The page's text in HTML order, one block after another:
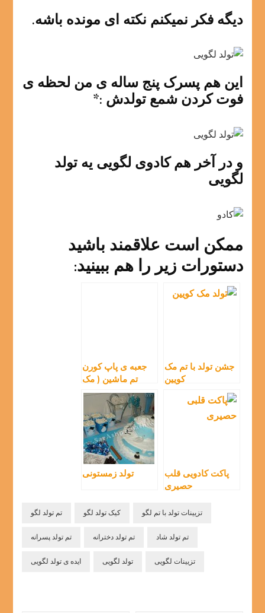
دیگه فکر نمیکنم نکته ای مونده باشه.
این هم پسرک پنج ساله ی من لحظه ی
فوت کردن شمع تولدش :*
و در آخر هم کادوی لگویی یه تولد
لگویی
ممکن است علاقمند باشید
دستورات زیر را هم ببینید:
جشن تولد با تم مک
کویین
جعبه ی پاپ کورن
تم ماشین ( مک
کویین )
پاکت کادویی قلب
حصیری
تولد زمستونی
تم تولد لگو کیک تولد لگو تزیینات تولد با تم لگو
تم تولد پسرانه تم تولد دخترانه تم تولد شاد
ایده ی تولد لگویی تولد لگویی تزیینات لگویی